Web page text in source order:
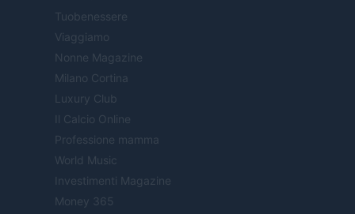
Tuobenessere
Viaggiamo
Nonne Magazine
Milano Cortina
Luxury Club
Il Calcio Online
Professione mamma
World Music
Investimenti Magazine
Money 365